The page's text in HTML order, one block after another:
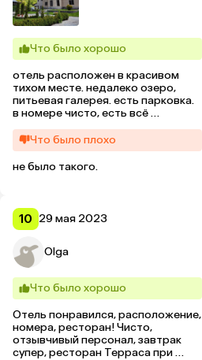
Что было хорошо
отель расположен в красивом
тихом месте. недалеко озеро,
питьевая галерея. есть парковка.
в номере чисто, есть всё
поразил завтрак, в отеле
проживали одни, и утром нам
накрыли целый стол. персонал
Что было плохо
не было такого.
10 29 мая 2023
Olga
Что было хорошо
Отель понравился, расположение,
номера, ресторан! Чисто,
отзывчивый персонал, завтрак
супер, ресторан Терраса при